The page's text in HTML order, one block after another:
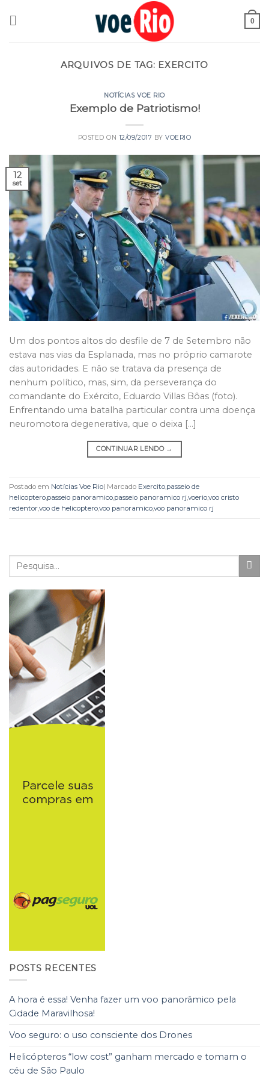
0
ARQUIVOS DE TAG: EXERCITO
NOTÍCIAS VOE RIO
Exemplo de Patriotismo!
POSTED ON 12/09/2017 BYVOERIO
12
set
Um dos pontos altos do desfile de 7 de Setembro não
estava nas vias da Esplanada, mas no próprio camarote
das autoridades. E não se tratava da presença de
nenhum político, mas, sim, da perseverança do
comandante do Exército, Eduardo Villas Bôas (foto).
Enfrentando uma batalha particular contra uma doença
neuromotora degenerativa, que o deixa […]
CONTINUAR LENDO →
Postado em Notícias Voe Rio| Marcado Exercito,passeio de
helicoptero,passeio panoramico,passeio panoramico rj,voerio,voo cristo
redentor,voo de helicoptero,voo panoramico,voo panoramico rj
POSTS RECENTES
A hora é essa! Venha fazer um voo panorâmico pela
Cidade Maravilhosa!
Voo seguro: o uso consciente dos Drones
Helicópteros “low cost” ganham mercado e tomam o
céu de São Paulo